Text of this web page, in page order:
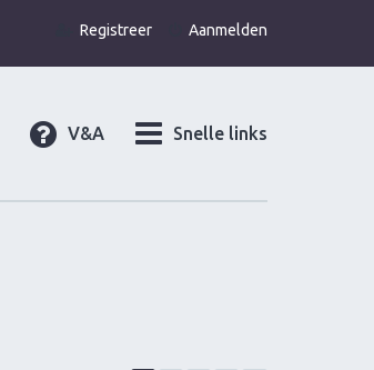
Aanmelden
Registreer
Snelle links
V&A